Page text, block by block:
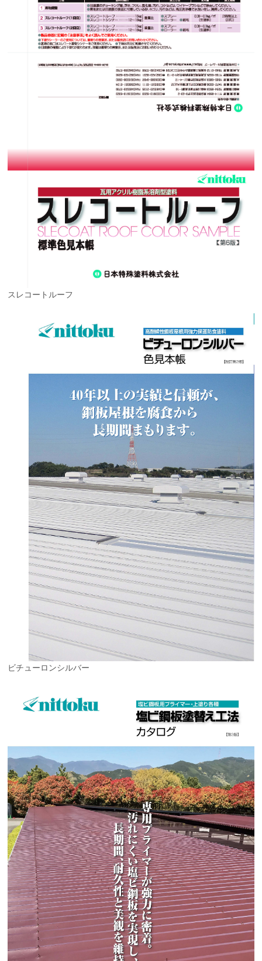
スレコートルーフ
ビチューロンシルバー